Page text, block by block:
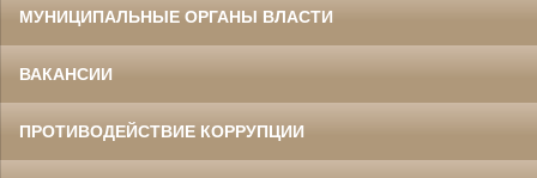
МУНИЦИПАЛЬНЫЕ ОРГАНЫ ВЛАСТИ
ВАКАНСИИ
ПРОТИВОДЕЙСТВИЕ КОРРУПЦИИ